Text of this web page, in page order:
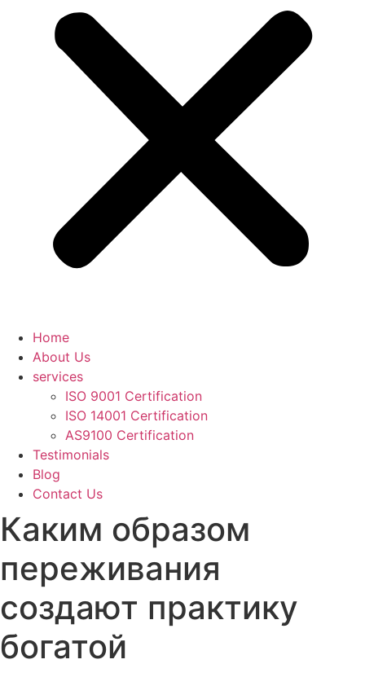
Home
About Us
services
ISO 9001 Certification
ISO 14001 Certification
AS9100 Certification
Testimonials
Blog
Contact Us
Каким образом
переживания
создают практику
богатой